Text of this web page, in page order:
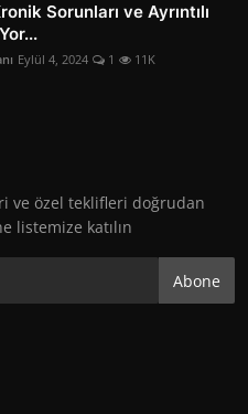
Sorunları ve Ayrıntılı
Eylül 4, 2024 1 11K
ve özel teklifleri doğrudan
listemize katılın
Abone